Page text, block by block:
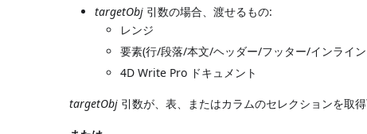
targetObj 引数の場合、渡せるもの:
レンジ
要素(行/段落/本文/ヘッダー/フッター/インライ
4D Write Pro ドキュメント
targetObj 引数が、表、またはカラムのセレクションを取